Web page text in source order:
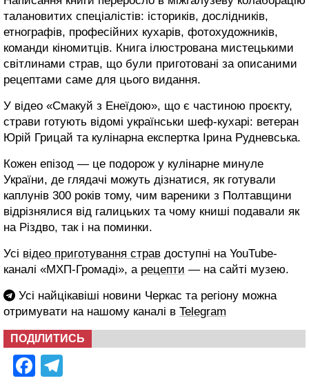
талановитих спеціалістів: істориків, дослідників,
етнографів, професійних кухарів, фотохудожників,
команди кіномитців. Книга ілюстрована мистецькими
світлинами страв, що були приготовані за описаними
рецептами саме для цього видання.
У відео «Смакуй з Енеїдою», що є частиною проєкту,
страви готують відомі українськи шеф-кухарі: ветеран
Юрій Грицай та кулінарна експертка Ірина Рудневська.
Кожен епізод — це подорож у кулінарне минуле
України, де глядачі можуть дізнатися, як готували
каплунів 300 років тому, чим вареники з Полтавщини
відрізнялися від галицьких та чому книші подавали як
на Різдво, так і на поминки.
Усі відео приготування страв доступні на YouTube-
каналі «МХП-Громаді», а рецепти — на сайті музею.
Усі найцікавіші новини Черкас та регіону можна
отримувати на нашому каналі в Telegram
ПОДІЛИТИСЬ
Facebook